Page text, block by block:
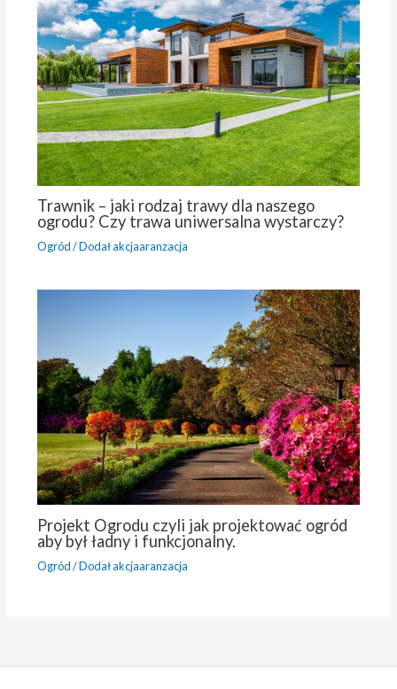
Trawnik – jaki rodzaj trawy dla naszego
ogrodu? Czy trawa uniwersalna wystarczy?
Ogród/ Dodałakcjaaranzacja
Projekt Ogrodu czyli jak projektować ogród
aby był ładny i funkcjonalny.
Ogród/ Dodałakcjaaranzacja